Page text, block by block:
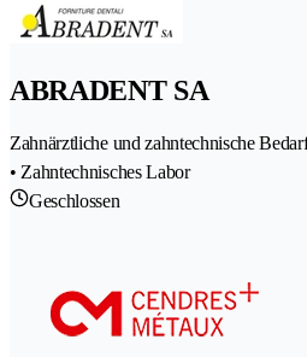
ABRADENT SA
Zahnärztliche und zahntechnische
• Zahntechnisches Labor
Geschlossen